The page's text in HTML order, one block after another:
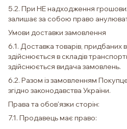
5.2. При НЕ надходження
залишає за собою право
Умови доставки замовлення
6.1. Доставка товарів, придбаних
здійснюється в складів
здійснюється видача замовлень.
6.2. Разом із замовленням
згідно законодавства України.
Права та обов'язки сторін:
7.1. Продавець має право: